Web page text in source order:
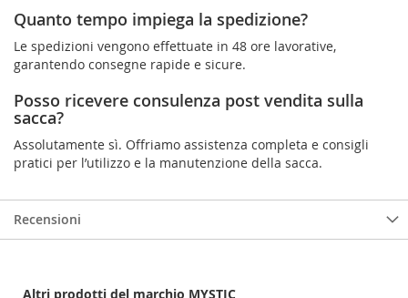
Quanto tempo impiega la spedizione?
Le spedizioni vengono effettuate in 48 ore lavorative,
garantendo consegne rapide e sicure.
Posso ricevere consulenza post vendita sulla
sacca?
Assolutamente sì. Offriamo assistenza completa e consigli
pratici per l’utilizzo e la manutenzione della sacca.
Recensioni
Altri prodotti del marchio MYSTIC